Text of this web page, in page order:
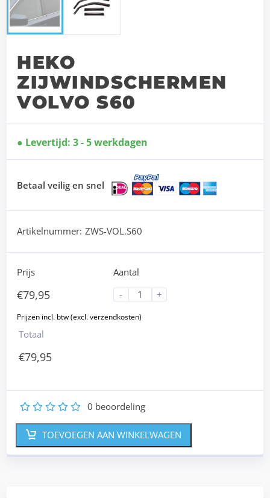
HEKO
ZIJWINDSCHERMEN
VOLVO S60
Levertijd: 3 - 5 werkdagen
Betaal veilig en snel
Artikelnummer: ZWS-VOL.S60
Prijs
€79,95
Aantal
-
+
Totaal
€79,95
5
4
3
2 0 beoordeling
TOEVOEGEN AAN WINKELWAGEN